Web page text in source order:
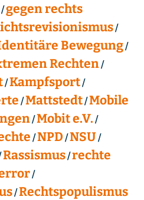
gegen rechts
Bewegung
Rechten
Kampfsport
Mattstedt Mobile
Mobit e.V.
NPD NSU
Rassismus rechte
Rechtspopulismus